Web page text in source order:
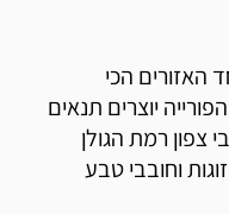
האזורים הכי
יוצרים תנאים
צפון רמת הגולן
וחובבי טבע